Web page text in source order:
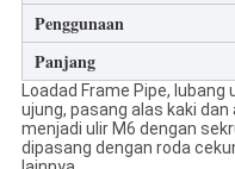
Penggunaan
Panjang
Loadad Frame Pipe,
ujung, pasang alas kaki
menjadi ulir M6 dengan
dipasang dengan roda